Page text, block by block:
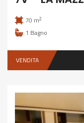
70 m2
1 Bagno
VENDITA